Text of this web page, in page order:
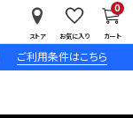
ご利用条件はこちら
ストア お気に入り カート
0